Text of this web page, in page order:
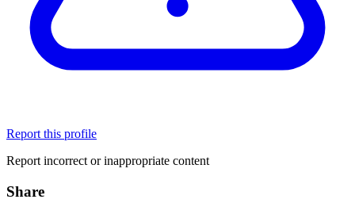
Report this profile
Report incorrect or inappropriate content
Share